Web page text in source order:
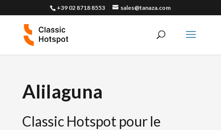
+39 02 8718 8553 sales@tanaza.com
Alilaguna
Classic Hotspot pour le